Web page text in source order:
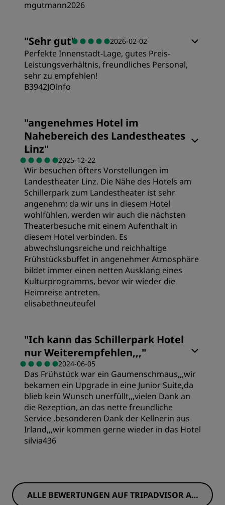
Schlafqualität
Lage
Sauberkeit
mgutmann2026
Preis/Leistung
Schlafqualität
Lage
Sauberkeit
Service
"Sehr gut" 2026-02-02
Perfekte Innenstadt-Lage, gutes Preis-
Leistungsverhältnis, freundliches Personal,
sehr zu empfehlen!
B3942JOinfo
Preis/Leistung
Schlafqualität
Lage
Sauberkeit
Service
"angenehmes Hotel im
Nahebereich des Landestheates
Linz"
2025-12-22
Wir besuchen öfters Vorstellungen im
Landestheater Linz. Die Nähe des Hotels am
Schillerpark zum Landestheater ist sehr
angenehm; da wir uns in diesem Hotel
wohlfühlen, werden wir auch die nächsten
Theaterbesuche mit einem Aufenthalt in
diesem Hotel verbinden. Es
abwechslungsreiche und reichhaltige
Frühstücksbuffet in angenehmer Atmosphäre
bildet immer einen netten Ausklang eines
Kulturprogramms, bevor wir wieder die
Heimreise antreten.
elisabethneuteufel
Preis/Leistung
Schlafqualität
Lage
Service
"Ich kann das Schillerpark Hotel
nur Weiterempfehlen,,,"
2024-06-05
Das Frühstück war ein Gaumenschmaus,,,wir
bekamen ein Upgrade in eine Junior Suite,da
blieb kein Wunsch unerfüllt,,,vielen Dank an
die Rezeption, an das nette freundliche
Service ,besonderen Dank der Kellnerin aus
Irland,,,wir kommen gerne wieder in das Hotel
silvia436
Preis/Leistung
ALLE BEWERTUNGEN AUF TRIPADVISOR AN